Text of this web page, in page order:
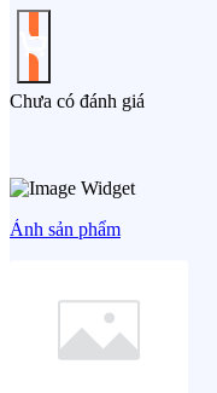
Chưa có đánh giá
Ảnh sản phẩm